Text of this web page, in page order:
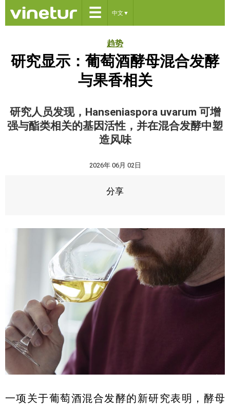
☰ 中文 ▼
趋势
研究显示：葡萄酒酵母混合发酵
与果香相关
研究人员发现，Hanseniaspora uvarum 可增
强与酯类相关的基因活性，并在混合发酵中塑
造风味
2026年 06月 02日
分享
一项关于葡萄酒混合发酵的新研究表明，酵母